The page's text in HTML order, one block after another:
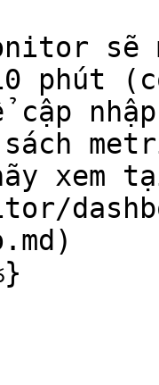
phút
xem